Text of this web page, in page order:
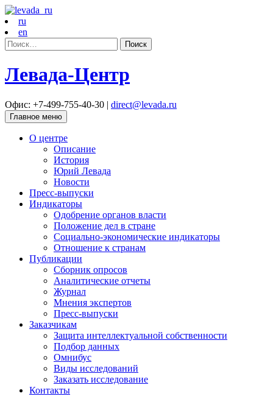
ru
en
Найти:
Левада-Центр
Офис: +7-499-755-40-30 | direct@levada.ru
Главное меню
О центре
Описание
История
Юрий Левада
Новости
Пресс-выпуски
Индикаторы
Одобрение органов власти
Положение дел в стране
Социально-экономические индикаторы
Отношение к странам
Публикации
Сборник опросов
Аналитические отчеты
Журнал
Мнения экспертов
Пресс-выпуски
Заказчикам
Защита интеллектуальной собственности
Подбор данных
Омнибус
Виды исследований
Заказать исследование
Контакты